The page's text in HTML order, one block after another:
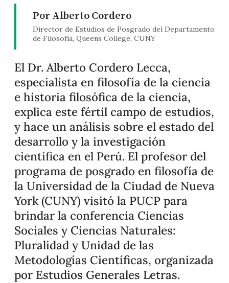
Por Alberto Cordero
Director de Estudios de Posgrado del Departamento
de Filosofía, Queens College, CUNY
El Dr. Alberto Cordero Lecca,
especialista en filosofía de la ciencia
e historia filosófica de la ciencia,
explica este fértil campo de estudios,
y hace un análisis sobre el estado del
desarrollo y la investigación
científica en el Perú. El profesor del
programa de posgrado en filosofía de
la Universidad de la Ciudad de Nueva
York (CUNY) visitó la PUCP para
brindar la conferencia Ciencias
Sociales y Ciencias Naturales:
Pluralidad y Unidad de las
Metodologías Científicas, organizada
por Estudios Generales Letras.